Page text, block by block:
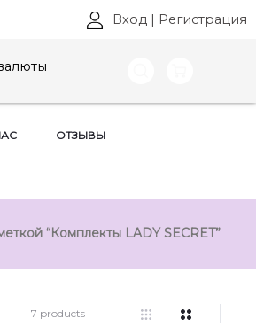
Вход | Регистрация
ОТЗЫВЫ
“Комплекты LADY SECRET”
7 products